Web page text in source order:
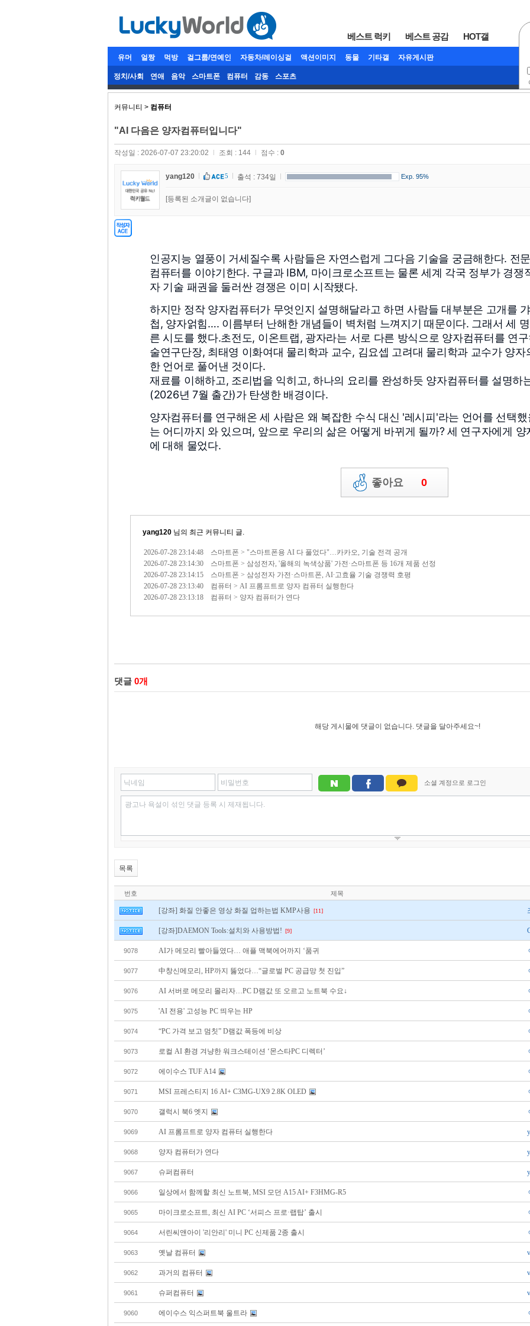
베스트 럭키 베스트 공감 HOT갤
유머 얼짱 먹방 걸그룹/연예인 자동차/레이싱걸 액션이미지 동물 기타갤 자유게시판
정치/사회 연애 음악 스마트폰 컴퓨터 감동 스포츠
커뮤니티 > 컴퓨터
"AI 다음은 양자컴퓨터입니다"
작성일 : 2026-07-07 23:20:02 조회 : 144 점수 : 0
yang120 5 출석 : 734일 Exp. 95%
[등록된 소개글이 없습니다]
인공지능 열풍이 거세질수록 사람들은 자연스럽게 그다음 기술을 궁금해한다. 전
컴퓨터를 이야기한다. 구글과 IBM, 마이크로소프트는 물론 세계 각국 정부가 경쟁
자 기술 패권을 둘러싼 경쟁은 이미 시작됐다.
하지만 정작 양자컴퓨터가 무엇인지 설명해달라고 하면 사람들 대부분은 고개를
첩, 양자얽힘…. 이름부터 난해한 개념들이 벽처럼 느껴지기 때문이다. 그래서 세
른 시도를 했다.초전도, 이온트랩, 광자라는 서로 다른 방식으로 양자컴퓨터를 연
술연구단장, 최태영 이화여대 물리학과 교수, 김요셉 고려대 물리학과 교수가 양
한 언어로 풀어낸 것이다.
재료를 이해하고, 조리법을 익히고, 하나의 요리를 완성하듯 양자컴퓨터를 설명하
(2026년 7월 출간)가 탄생한 배경이다.
양자컴퓨터를 연구해온 세 사람은 왜 복잡한 수식 대신 '레시피'라는 언어를 선택
는 어디까지 와 있으며, 앞으로 우리의 삶은 어떻게 바뀌게 될까? 세 연구자에게
에 대해 물었다.
좋아요 0
yang120님의 최근 커뮤니티 글.
2026-07-28 23:14:48 스마트폰 > "스마트폰용 AI 다 풀었다"…카카오, 기술 전격 공개
2026-07-28 23:14:30 스마트폰 > 삼성전자, '올해의 녹색상품' 가전·스마트폰 등 16개 제품 선정
2026-07-28 23:14:15 스마트폰 > 삼성전자 가전·스마트폰, AI∙고효율 기술 경쟁력 호평
2026-07-28 23:13:40 컴퓨터 > AI 프롬프트로 양자 컴퓨터 실행한다
2026-07-28 23:13:18 컴퓨터 > 양자 컴퓨터가 연다
댓글 0개
해당 게시물에 댓글이 없습니다. 댓글을 달아주세요~!
닉네임 비밀번호
광고나 욕설이 섞인 댓글 등록 시 제재됩니다.
목록
번호 제목
[강좌] 화질 안좋은 영상 화질 업하는법 KMP사용 [11]
[강좌]DAEMON Toolsː설치와 사용방법! [9]
9078 AI가 메모리 빨아들였다… 애플 맥북에어까지 ‘품귀
9077 中창신메모리, HP까지 뚫었다…“글로벌 PC 공급망 첫 진입”
9076 AI 서버로 메모리 몰리자…PC D램값 또 오르고 노트북 수요↓
9075 'AI 전용' 고성능 PC 띄우는 HP
9074 “PC 가격 보고 멈칫” D램값 폭등에 비상
9073 로컬 AI 환경 겨냥한 워크스테이션 ‘몬스타PC 디렉터’
9072 에이수스 TUF A14
9071 MSI 프레스티지 16 AI+ C3MG-UX9 2.8K OLED
9070 갤럭시 북6 엣지
9069 AI 프롬프트로 양자 컴퓨터 실행한다
9068 양자 컴퓨터가 연다
9067 슈퍼컴퓨터
9066 일상에서 함께할 최신 노트북, MSI 모던 A15 AI+ F3HMG-R5
9065 마이크로소프트, 최신 AI PC ‘서피스 프로·랩탑’ 출시
9064 서린씨앤아이 '리안리' 미니 PC 신제품 2종 출시
9063 옛날 컴퓨터
9062 과거의 컴퓨터
9061 슈퍼컴퓨터
9060 에이수스 익스퍼트북 울트라